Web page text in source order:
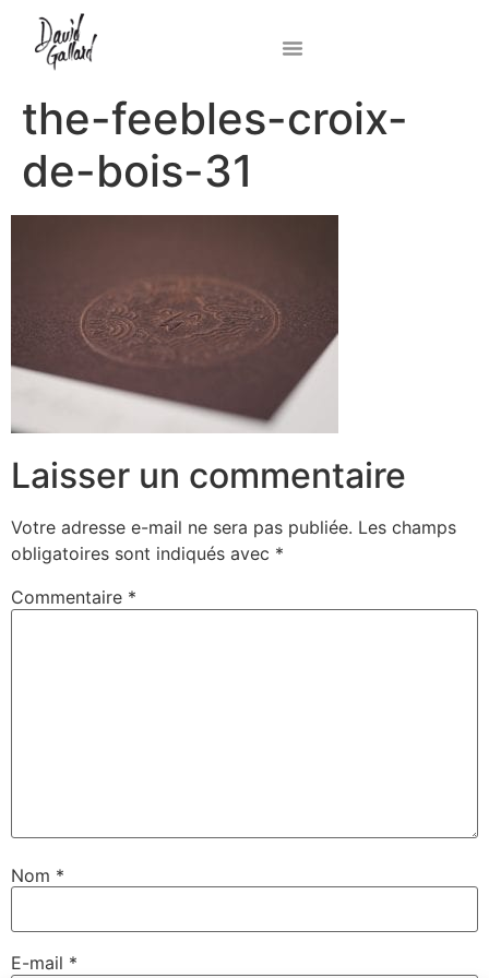
the-feebles-croix-
de-bois-31
Laisser un commentaire
Votre adresse e-mail ne sera pas publiée. Les champs
obligatoires sont indiqués avec *
Commentaire *
Nom *
E-mail *